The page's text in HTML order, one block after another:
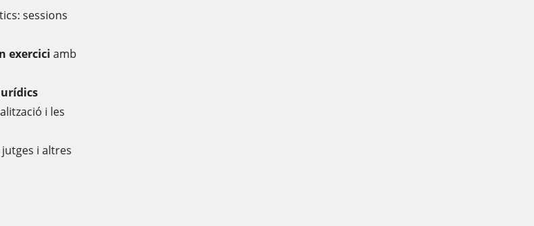
sessions
exercici amb
i les
jutges i altres